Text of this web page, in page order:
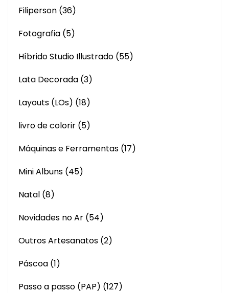
Filiperson (36)
Fotografia (5)
Híbrido Studio Illustrado (55)
Lata Decorada (3)
Layouts (LOs) (18)
livro de colorir (5)
Máquinas e Ferramentas (17)
Mini Albuns (45)
Natal (8)
Novidades no Ar (54)
Outros Artesanatos (2)
Páscoa (1)
Passo a passo (PAP) (127)